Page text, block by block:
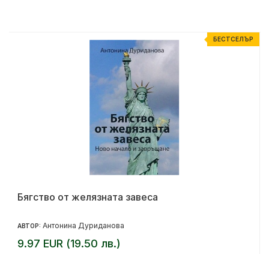
БЕСТСЕЛЪР
Бягство от желязната завеса
АВТОР: Антонина Дуриданова
9.97 EUR (19.50 лв.)